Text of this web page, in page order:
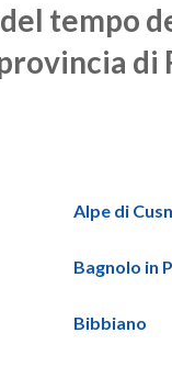
tempo
di
Alpe di
Bagnolo in
Bibbiano